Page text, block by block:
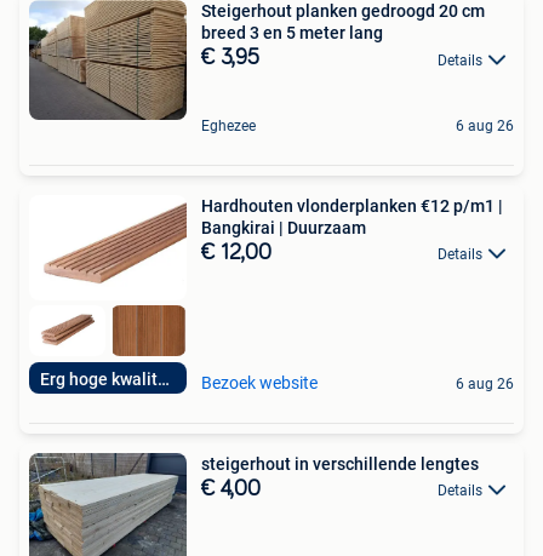
Steigerhout planken gedroogd 20 cm
breed 3 en 5 meter lang
€ 3,95 Details
Eghezee 6 aug 26
Erg hoge kwaliteit
Hardhouten vlonderplanken €12 p/m1 |
Bangkirai | Duurzaam
€ 12,00 Details
Bezoek website 6 aug 26
steigerhout in verschillende lengtes
€ 4,00 Details